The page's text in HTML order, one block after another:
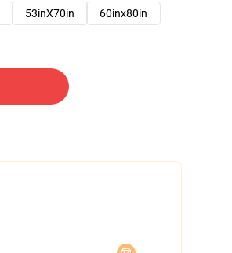
53inX70in 60inx80in